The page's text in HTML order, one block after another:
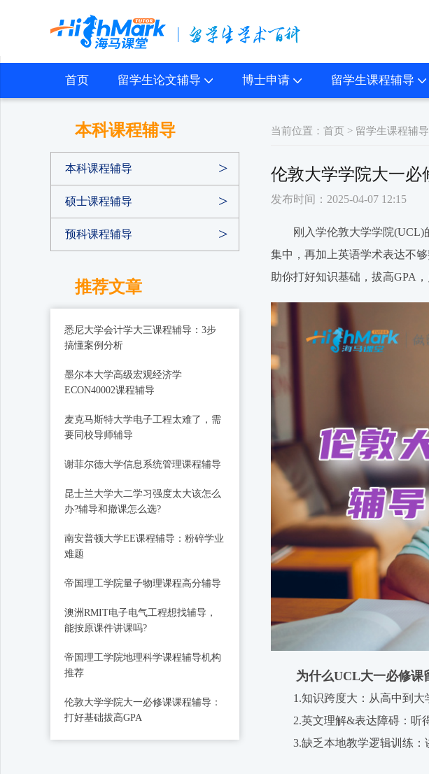
首页 留学生论文辅导 博士申请 留学生课程辅导
本科课程辅导
本科课程辅导
硕士课程辅导
预科课程辅导
推荐文章
悉尼大学会计学大三课程辅导：3步
搞懂案例分析
墨尔本大学高级宏观经济学
ECON40002课程辅导
麦克马斯特大学电子工程太难了，需
要同校导师辅导
谢菲尔德大学信息系统管理课程辅导
昆士兰大学大二学习强度太大该怎么
办?辅导和撤课怎么选?
南安普顿大学EE课程辅导：粉碎学业
难题
帝国理工学院量子物理课程高分辅导
澳洲RMIT电子电气工程想找辅导，
能按原课件讲课吗?
帝国理工学院地理科学课程辅导机构
推荐
伦敦大学学院大一必修课课程辅导：
打好基础拔高GPA
当前位置： 首页 > 留学生课程辅导
伦敦大学学院大一必
发布时间：2025-04-07 12:15
刚入学伦敦大学学院(UCL)的
集中，再加上英语学术表达不
助你打好知识基础，拔高GPA
为什么UCL大一必修课
1.知识跨度大：从高中到大
2.英文理解&表达障碍：听得
3.缺乏本地教学逻辑训练：讲